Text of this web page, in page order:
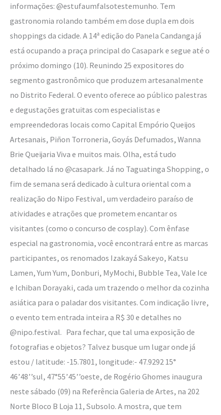
informações: @estufaumfalsotestemunho. Tem
gastronomia rolando também em dose dupla em dois
shoppings da cidade. A 14ª edição do Panela Candanga já
está ocupando a praça principal do Casapark e segue até o
próximo domingo (10). Reunindo 25 expositores do
segmento gastronômico que produzem artesanalmente
no Distrito Federal. O evento oferece ao público palestras
e degustações gratuitas com especialistas e
empreendedoras locais como Capital Empório Queijos
Artesanais, Piñon Torroneria, Goyás Defumados, Wanna
Brie Queijaria Viva e muitos mais. Olha, está tudo
detalhado lá no @casapark. Já no Taguatinga Shopping, o
fim de semana será dedicado à cultura oriental com a
realização do Nipo Festival, um verdadeiro paraíso de
atividades e atrações que prometem encantar os
visitantes (como o concurso de cosplay). Com ênfase
especial na gastronomia, você encontrará entre as marcas
participantes, os renomados Izakayá Sakeyo, Katsu
Lamen, Yum Yum, Donburi, MyMochi, Bubble Tea, Vale Ice
e Ichiban Dorayaki, cada um trazendo o melhor da cozinha
asiática para o paladar dos visitantes. Com indicação livre,
o evento tem entrada inteira a R$ 30 e detalhes no
@nipo.festival. Para fechar, que tal uma exposição de
fotografias e objetos? Talvez busque um lugar onde já
estou / latitude: -15.7801, longitude:- 47.9292 15°
46’48’’sul, 47°55’45’’oeste, de Rogério Ghomes inaugura
neste sábado (09) na Referência Galeria de Artes, na 202
Norte Bloco B Loja 11, Subsolo. A mostra, que tem